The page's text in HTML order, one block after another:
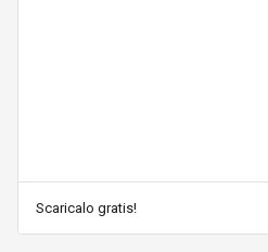
Scaricalo gratis!